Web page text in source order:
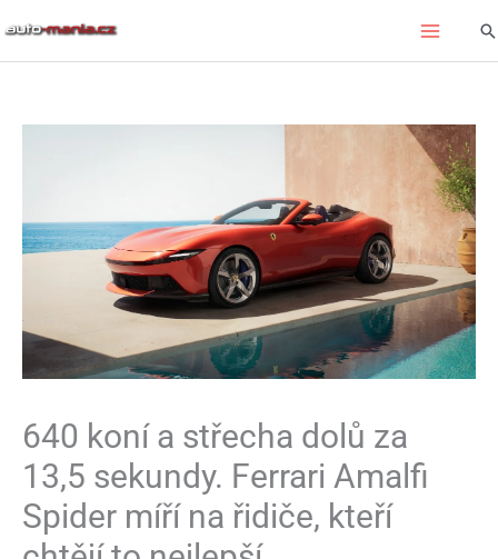
640 koní a střecha dolů za
13,5 sekundy. Ferrari Amalfi
Spider míří na řidiče, kteří